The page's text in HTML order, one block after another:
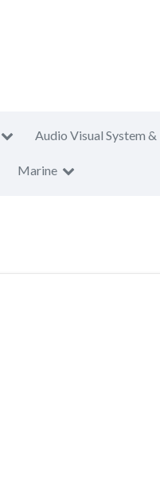
Audio Visual System &
Marine